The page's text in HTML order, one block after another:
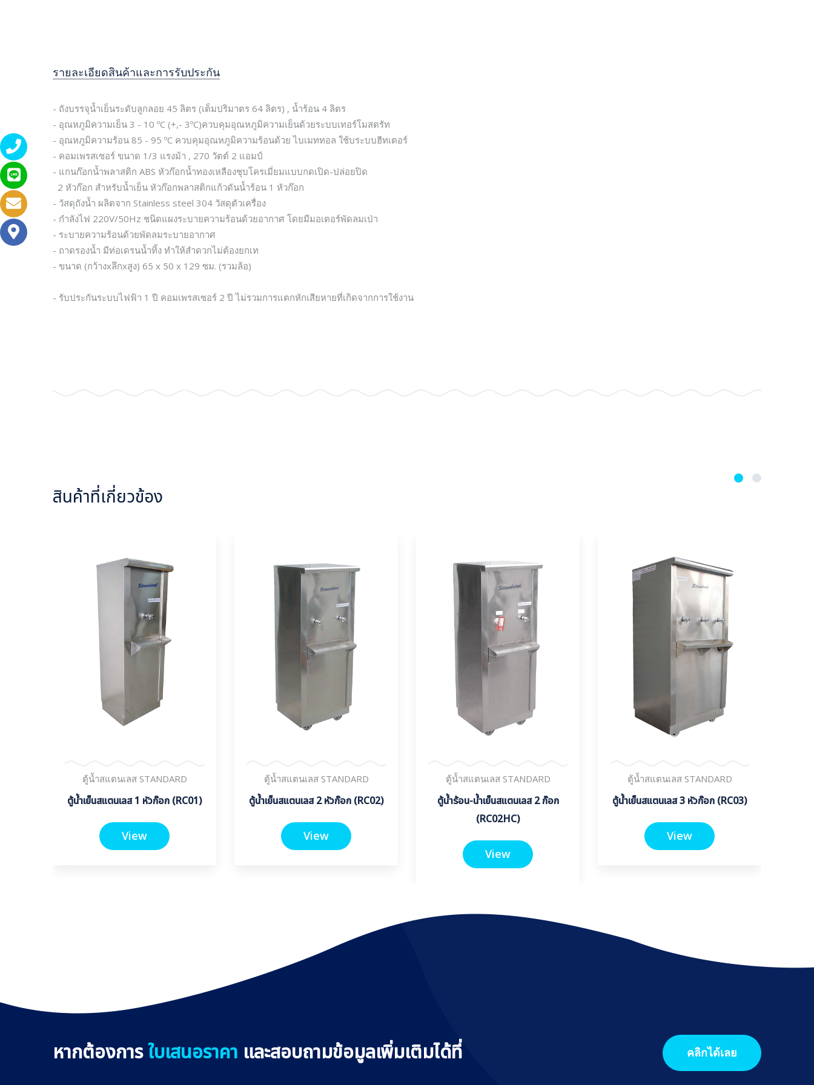
รายละเอียดสินค้าและการรับประกัน
- ถังบรรจุน้ำเย็นระดับลูกลอย 45 ลิตร (เต็มปริมาตร 64 ลิตร) , น้ำร้อน 4 ลิตร
- อุณหภูมิความเย็น 3 - 10 º​C (+,- 3º​C​)ควบคุมอุณหภูมิความเย็นด้วยระบบเทอร์โมสตรัท
- อุณหภูมิความร้อน 85 - 95 º​C ควบคุมอุณหภูมิความร้อนด้วย ไบเมททอล ใช้บระบบฮีทเตอร์
- คอมเพรสเซอร์ ขนาด 1/3 แรงม้า , 270 วัตต์ 2 แอมป์
- แกนก๊อกน้ำพลาสติก ABS หัวก๊อกน้ำทองเหลืองชุบโครเมี่ยมแบบกดเปิด-ปล่อยปิด
2 หัวก๊อก สำหรับน้ำเย็น หัวก๊อกพลาสติกแก้วดันน้ำร้อน 1 หัวก๊อก
- วัสดุถังน้ำ ผลิตจาก Stainless steel 304 วัสดุตัวเครื่อง
- กำลังไฟ 220V/50Hz ชนิดแผงระบายความร้อนด้วยอากาศ โดยมีมอเตอร์พัดลมเป่า
- ระบายความร้อนด้วยพัดลมระบายอากาศ
- ถาดรองน้ำ มีท่อเดรนน้ำทิ้ง ทำให้สำดวกไม่ต้องยกเท
- ขนาด (กว้างxลึกxสูง) 65 x 50 x 129 ซม. (รวมล้อ)
- รับประกันระบบไฟฟ้า 1 ปี คอมเพรสเซอร์ 2 ปี ไม่รวมการแตกหักเสียหายที่เกิดจากการใช้งาน
สินค้าที่เกี่ยวข้อง
ตู้น้ำสแตนเลส STANDARD
ตู้น้ำเย็นสแตนเลส 1 หัวก๊อก (RC01)
View
ตู้น้ำสแตนเลส STANDARD
ตู้น้ำเย็นสแตนเลส 2 หัวก๊อก (RC02)
View
ตู้น้ำสแตนเลส STANDARD
ตู้น้ำร้อน-น้ำเย็นสแตนเลส 2 ก๊อก
(RC02HC)
View
ตู้น้ำสแตนเลส STANDARD
ตู้น้ำเย็นสแตนเลส 3 หัวก๊อก (RC03)
View
หากต้องการใบเสนอราคา และสอบถามข้อมูลเพิ่มเติมได้ที่ คลิกได้เลย